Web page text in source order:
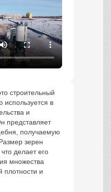
строительный
используется в
и
представляет
получаемую
зерен
делает его
множества
плотности и